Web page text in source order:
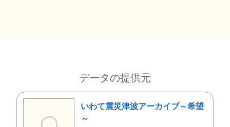
データの提供元
いわて震災津波アーカイブ～希望
～